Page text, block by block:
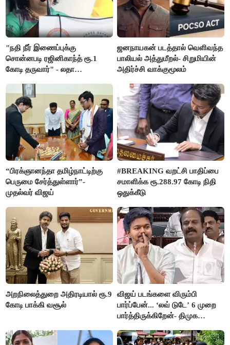
"நதி நீர் இணைப்புக்கு
சொன்னபடி ரஜினிகாந்த் ரூ.1
கோடி தருவார்" - லதா
ஜனநாயகன் படத்தால் வெளிவந்த
பாலியல் அத்துமீறல்- சிறுமியின்
அதிர்ச்சி வாக்குமூலம்
“பிரக்ஞானந்தா தமிழ்நாட்டிற்கு
பெருமை சேர்த்துள்ளார்”-
முதல்வர் விஜய்
#BREAKING வறட்சி பாதிப்பை
சமாளிக்க ரூ.288.97 கோடி நிதி
ஒதுக்கீடு
அறநிலைத்துறை அதிரடியால் ரூ.9
கோடி பாக்கி வசூல்
விஜய் படங்களை விரும்பி
பார்ப்பேன்... ‘லவ் டுடே’ 6 முறை
பார்த்திருக்கிறேன்- திமுக